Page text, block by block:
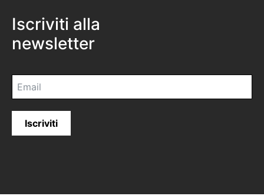
Iscriviti alla
newsletter
Iscriviti